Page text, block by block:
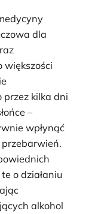
dla
większości
przez kilka dni
–
wpłynąć
o działaniu
alkohol